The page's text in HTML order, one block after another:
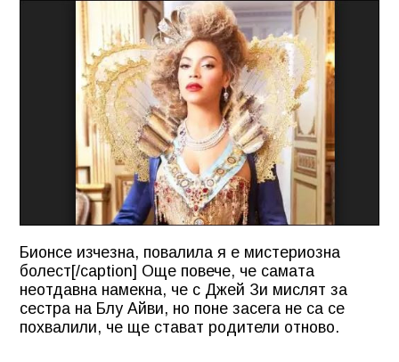
Бионсе изчезна, повалила я е мистериозна
болест[/caption] Още повече, че самата
неотдавна намекна, че с Джей Зи мислят за
сестра на Блу Айви, но поне засега не са се
похвалили, че ще стават родители отново.